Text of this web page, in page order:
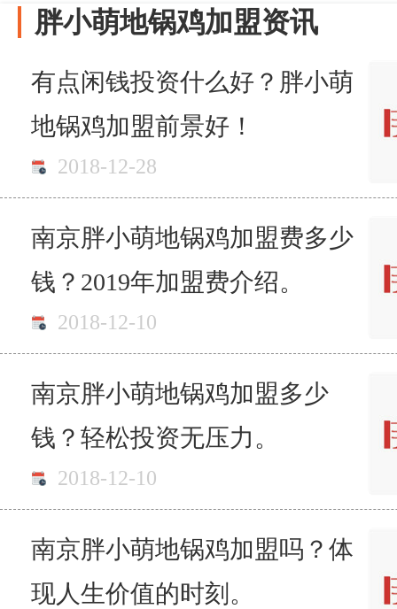
胖小萌地锅鸡加盟资讯
有点闲钱投资什么好？胖小萌
地锅鸡加盟前景好！
2018-12-28
南京胖小萌地锅鸡加盟费多少
钱？2019年加盟费介绍。
2018-12-10
南京胖小萌地锅鸡加盟多少
钱？轻松投资无压力。
2018-12-10
南京胖小萌地锅鸡加盟吗？体
现人生价值的时刻。